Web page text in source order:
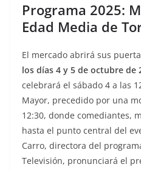
Programa 2025:
Edad Media de
El mercado abrirá sus
los días 4 y 5 de octubre de
celebrará el sábado 4 a las
Mayor, precedido por una
12:30, donde comediantes,
hasta el punto central del
Carro, directora del
Televisión, pronunciará el